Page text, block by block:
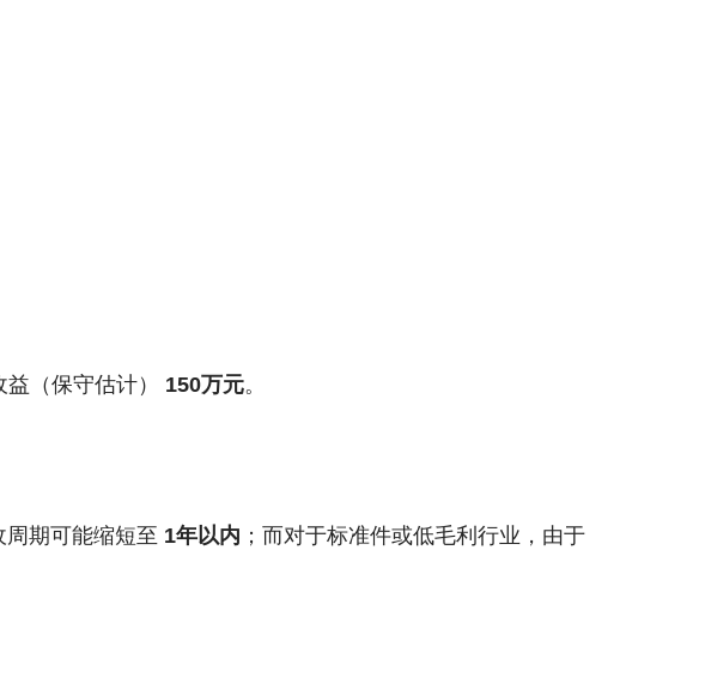
（保守估计） 150万元。
期可能缩短至 1年以内 ；而对于标准件或低毛利行业，由于